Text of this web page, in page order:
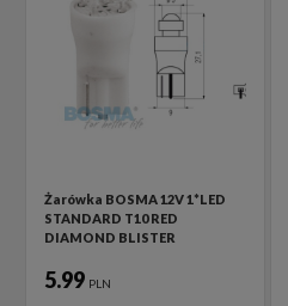
Żarówka BOSMA 12V 1*LED
STANDARD T10 RED
DIAMOND BLISTER
5.99 PLN